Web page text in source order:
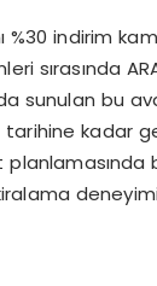
indirim
sırasında
sunulan bu
kadar